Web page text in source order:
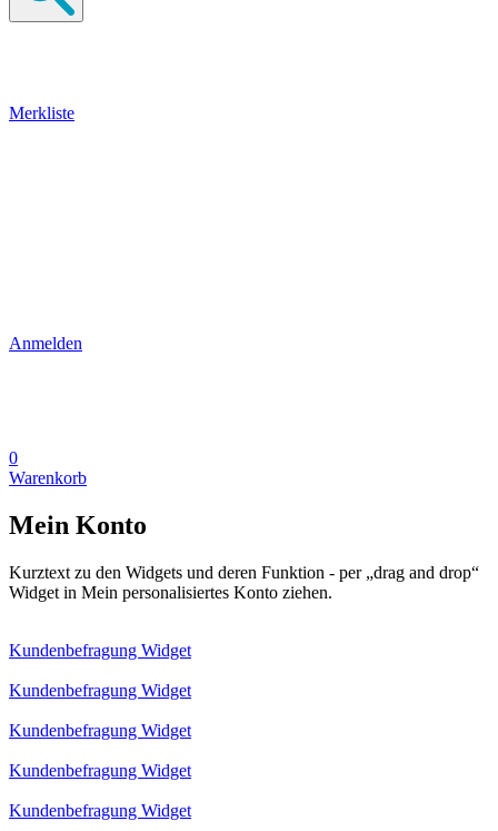
Merkliste
Anmelden
0
Warenkorb
Mein Konto
Kurztext zu den Widgets und deren Funktion - per „drag and drop“
Widget in Mein personalisiertes Konto ziehen.
Kundenbefragung Widget
Kundenbefragung Widget
Kundenbefragung Widget
Kundenbefragung Widget
Kundenbefragung Widget